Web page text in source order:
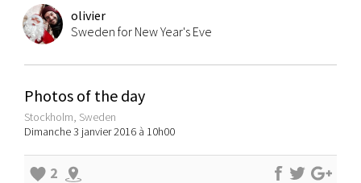
olivier
Sweden for New Year's Eve
Photos of the day
Stockholm, Sweden
Dimanche 3 janvier 2016 à 10h00
2